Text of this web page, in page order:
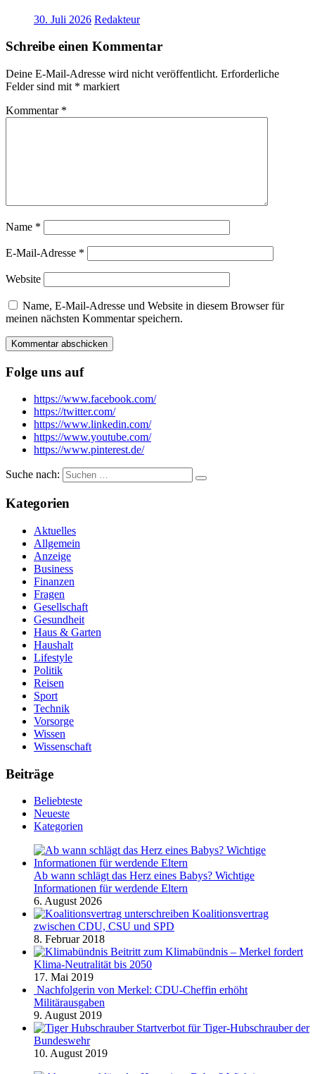
30. Juli 2026 Redakteur
Schreibe einen Kommentar
Deine E-Mail-Adresse wird nicht veröffentlicht. Erforderliche
Felder sind mit * markiert
Kommentar *
Name *
E-Mail-Adresse *
Website
Name, E-Mail-Adresse und Website in diesem Browser für
meinen nächsten Kommentar speichern.
Folge uns auf
https://www.facebook.com/
https://twitter.com/
https://www.linkedin.com/
https://www.youtube.com/
https://www.pinterest.de/
Suche nach:
Kategorien
Aktuelles
Allgemein
Anzeige
Business
Finanzen
Fragen
Gesellschaft
Gesundheit
Haus & Garten
Haushalt
Lifestyle
Politik
Reisen
Sport
Technik
Vorsorge
Wissen
Wissenschaft
Beiträge
Beliebteste
Neueste
Kategorien
Ab wann schlägt das Herz eines Babys? Wichtige
Informationen für werdende Eltern
6. August 2026
Koalitionsvertrag
zwischen CDU, CSU und SPD
8. Februar 2018
Beitritt zum Klimabündnis – Merkel fordert
Klima-Neutralität bis 2050
17. Mai 2019
Nachfolgerin von Merkel: CDU-Cheffin erhöht
Militärausgaben
9. August 2019
Startverbot für Tiger-Hubschrauber der
Bundeswehr
10. August 2019